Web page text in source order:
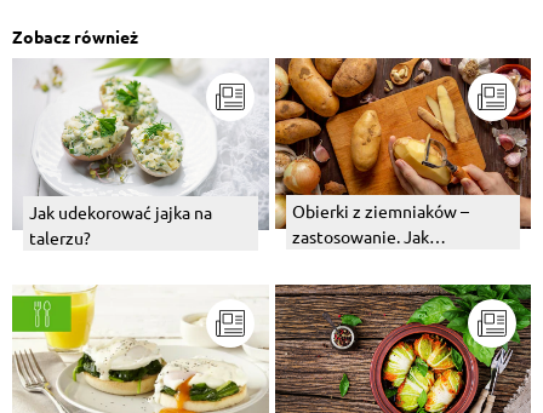
Zobacz również
Jak udekorować jajka na
talerzu?
Obierki z ziemniaków –
zastosowanie. Jak